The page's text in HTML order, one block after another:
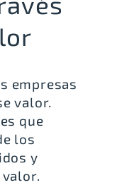
empresas
valor.
que
los
y